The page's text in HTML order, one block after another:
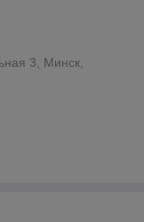
3, Минск,